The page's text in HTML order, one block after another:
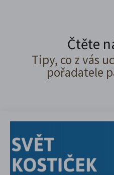
Čtěte
Tipy, co z vás
pořadatele